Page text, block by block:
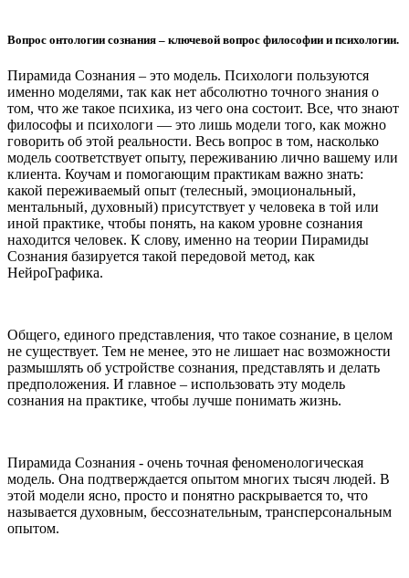
Вопрос онтологии сознания – ключевой вопрос философии и психологии.
Пирамида Сознания – это модель. Психологи пользуются
именно моделями, так как нет абсолютно точного знания о
том, что же такое психика, из чего она состоит. Все, что знают
философы и психологи — это лишь модели того, как можно
говорить об этой реальности. Весь вопрос в том, насколько
модель соответствует опыту, переживанию лично вашему или
клиента. Коучам и помогающим практикам важно знать:
какой переживаемый опыт (телесный, эмоциональный,
ментальный, духовный) присутствует у человека в той или
иной практике, чтобы понять, на каком уровне сознания
находится человек. К слову, именно на теории Пирамиды
Сознания базируется такой передовой метод, как
НейроГрафика.
Общего, единого представления, что такое сознание, в целом
не существует. Тем не менее, это не лишает нас возможности
размышлять об устройстве сознания, представлять и делать
предположения. И главное – использовать эту модель
сознания на практике, чтобы лучше понимать жизнь.
Пирамида Сознания - очень точная феноменологическая
модель. Она подтверждается опытом многих тысяч людей. В
этой модели ясно, просто и понятно раскрывается то, что
называется духовным, бессознательным, трансперсональным
опытом.